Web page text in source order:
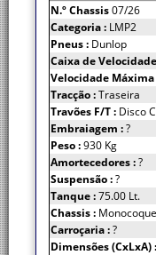
N.º Chassis07/26
Categoria : LMP2
Pneus : Dunlop
Caixa de
Velocidade
Tracção :Traseira
Travões F/T : Disco
Embraiagem :?
Peso :930 Kg
Amortecedores :?
Suspensão :?
Tanque :75.00 Lt.
Chassis :
Carroçaria :?
Dimensões (CxLxA) :